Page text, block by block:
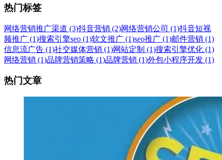
热门标签
网络营销推广渠道 (3)抖音营销 (2)网络营销公司 (1)抖音短视
频推广 (1)搜索引擎seo (1)软文推广 (1)seo推广 (1)邮件营销 (1)
信息流广告 (1)社交媒体营销 (1)网站定制 (1)搜索引擎优化 (1)
网络营销 (1)品牌营销策略 (1)品牌营销 (1)外包小程序开发 (1)
热门文章